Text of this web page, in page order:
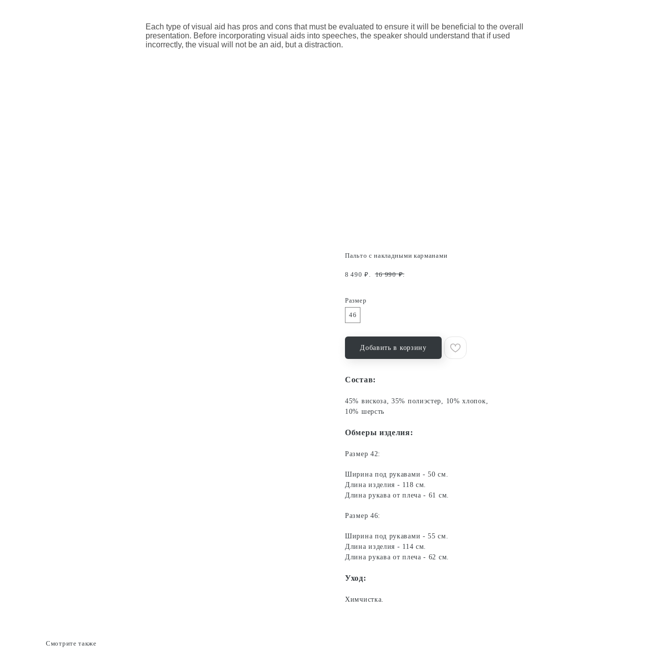
Each type of visual aid has pros and cons that must be evaluated to ensure it will be beneficial to the overall
presentation. Before incorporating visual aids into speeches, the speaker should understand that if used
incorrectly, the visual will not be an aid, but a distraction.
Пальто с накладными карманами
8 490 ₽. 16 990 ₽.
Размер
46
Добавить в корзину
Состав:
45% вискоза, 35% полиэстер, 10% хлопок,
10% шерсть
Обмеры изделия:
Размер 42:
Ширина под рукавами - 50 см.
Длина изделия - 118 см.
Длина рукава от плеча - 61 см.
Размер 46:
Ширина под рукавами - 55 см.
Длина изделия - 114 см.
Длина рукава от плеча - 62 см.
Уход:
Химчистка.
Смотрите также